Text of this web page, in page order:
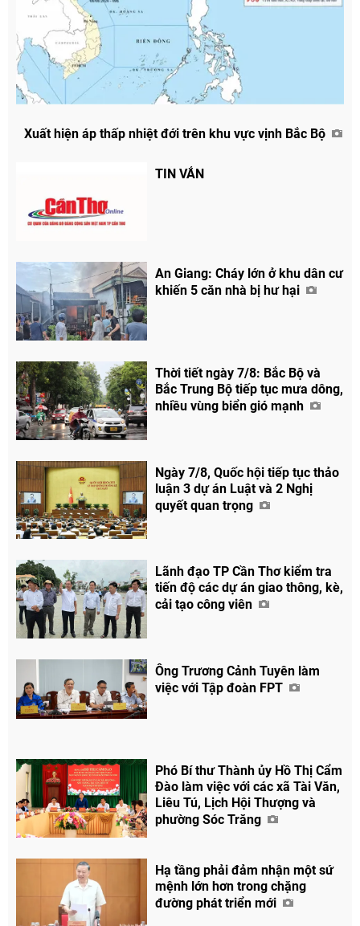
Xuất hiện áp thấp nhiệt đới trên khu vực vịnh Bắc Bộ
TIN VẮN
An Giang: Cháy lớn ở khu dân cư
khiến 5 căn nhà bị hư hại
Thời tiết ngày 7/8: Bắc Bộ và
Bắc Trung Bộ tiếp tục mưa dông,
nhiều vùng biển gió mạnh
Ngày 7/8, Quốc hội tiếp tục thảo
luận 3 dự án Luật và 2 Nghị
quyết quan trọng
Lãnh đạo TP Cần Thơ kiểm tra
tiến độ các dự án giao thông, kè,
cải tạo công viên
Ông Trương Cảnh Tuyên làm
việc với Tập đoàn FPT
Phó Bí thư Thành ủy Hồ Thị Cẩm
Đào làm việc với các xã Tài Văn,
Liêu Tú, Lịch Hội Thượng và
phường Sóc Trăng
Hạ tầng phải đảm nhận một sứ
mệnh lớn hơn trong chặng
đường phát triển mới